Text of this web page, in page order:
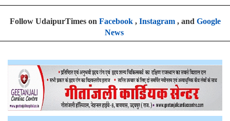
Follow UdaipurTimes on Facebook, Instagram, and Google
News